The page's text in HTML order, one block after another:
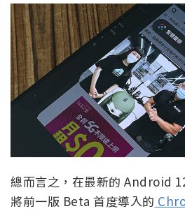
總而言之，在最新的 Android
將前一版 Beta 首度導入的